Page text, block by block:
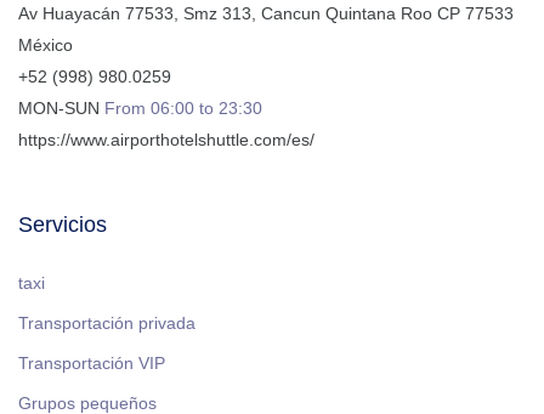
Av Huayacán 77533, Smz 313 Cancun Quintana Roo CP 77533
México
+52 (998) 980.0259
MON-SUN From 06:00 to 23:30
https://www.airporthotelshuttle.com/es/
Servicios
taxi
Transportación privada
Transportación VIP
Grupos pequeños